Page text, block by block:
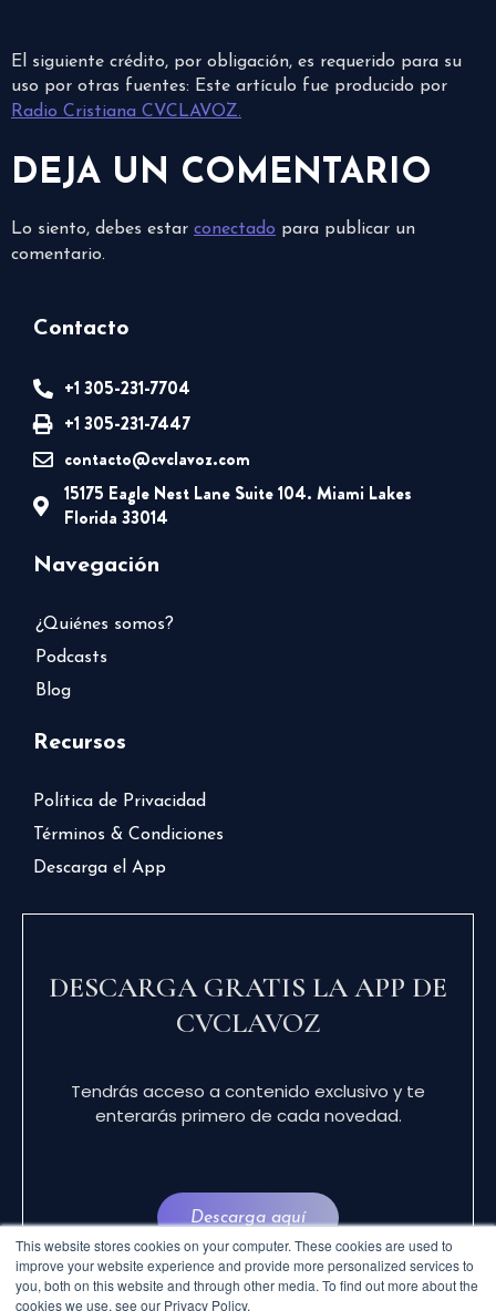
This website stores cookies on your computer. These cookies are used to
improve your website experience and provide more personalized services to
you, both on this website and through other media. To find out more about the
cookies we use, see our Privacy Policy.
El siguiente crédito, por obligación, es requerido para su
uso por otras fuentes: Este artículo fue producido por
Radio Cristiana CVCLAVOZ.
DEJA UN COMENTARIO
Lo siento, debes estar conectado para publicar un
comentario.
Contacto
+1 305-231-7704
+1 305-231-7447
contacto@cvclavoz.com
15175 Eagle Nest Lane Suite 104. Miami Lakes
Florida 33014
Navegación
¿Quiénes somos?
Podcasts
Blog
Recursos
Política de Privacidad
Términos & Condiciones
Descarga el App
DESCARGA GRATIS LA APP DE
CVCLAVOZ
Tendrás acceso a contenido exclusivo y te
enterarás primero de cada novedad.
Descarga aquí